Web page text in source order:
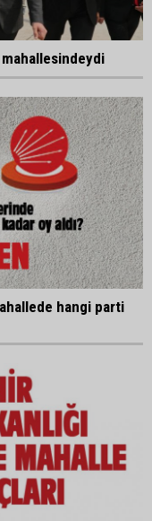
hangi parti